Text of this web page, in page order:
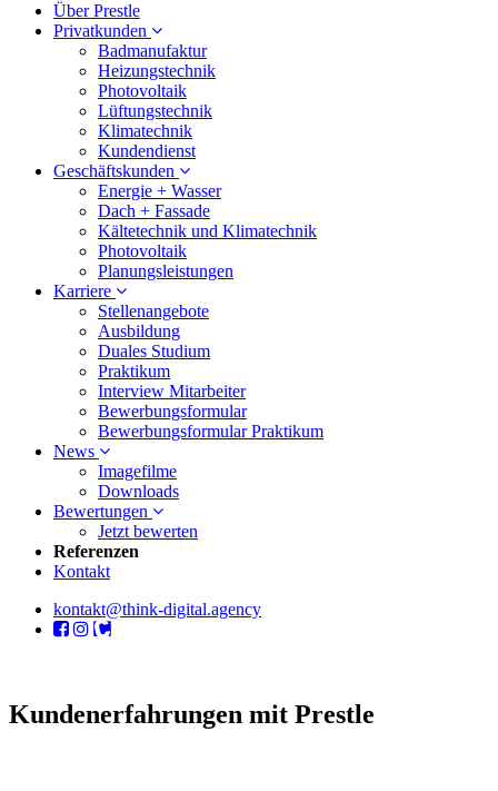
Über Prestle
Privatkunden
Badmanufaktur
Heizungstechnik
Photovoltaik
Lüftungstechnik
Klimatechnik
Kundendienst
Geschäftskunden
Energie + Wasser
Dach + Fassade
Kältetechnik und Klimatechnik
Photovoltaik
Planungsleistungen
Karriere
Stellenangebote
Ausbildung
Duales Studium
Praktikum
Interview Mitarbeiter
Bewerbungsformular
Bewerbungsformular Praktikum
News
Imagefilme
Downloads
Bewertungen
Jetzt bewerten
Referenzen
Kontakt
kontakt@think-digital.agency
Kundenerfahrungen mit Prestle